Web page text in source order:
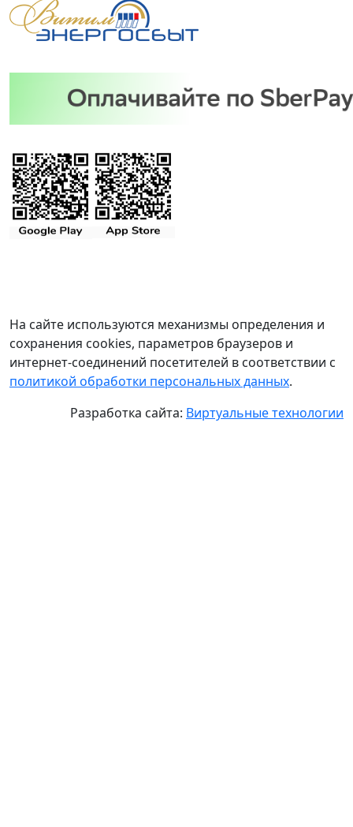
На сайте используются механизмы определения и
сохранения cookies, параметров браузеров и
интернет-соединений посетителей в соответствии с
политикой обработки персональных данных.
Разработка сайта: Виртуальные технологии